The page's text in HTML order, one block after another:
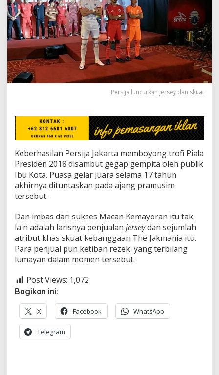
a
L
a
k
u
K
e
r
s
i
r
a
P
i
a
P
r
e
s
i
d
n
Persija luncurkan jersey dan skuat
Keberhasilan Persija Jakarta memboyong trofi Piala
Presiden 2018 disambut gegap gempita oleh publik
Ibu Kota. Puasa gelar juara selama 17 tahun
akhirnya dituntaskan pada ajang pramusim
tersebut.
Dan imbas dari sukses Macan Kemayoran itu tak
lain adalah larisnya penjualan jerseydan sejumlah
atribut khas skuat kebanggaan The Jakmania itu.
Para penjual pun ketiban rezeki yang terbilang
lumayan dalam momen tersebut.
Post Views: 1,072
Bagikan ini:
X Facebook WhatsApp
Telegram